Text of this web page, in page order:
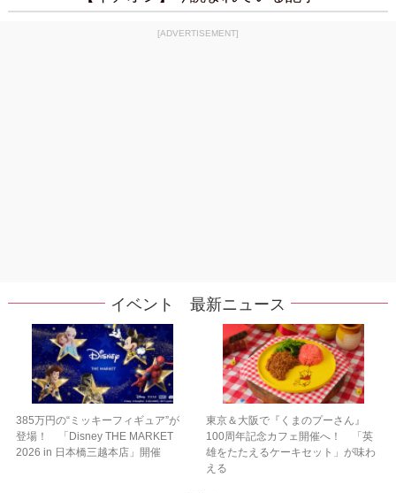
[ADVERTISEMENT]
イベント 最新ニュース
385万円の“ミッキーフィギュア”が
登場！ 「Disney THE MARKET
2026 in 日本橋三越本店」開催
東京＆大阪で『くまのプーさん』
100周年記念カフェ開催へ！ 「英
雄をたたえるケーキセット」が味わ
える